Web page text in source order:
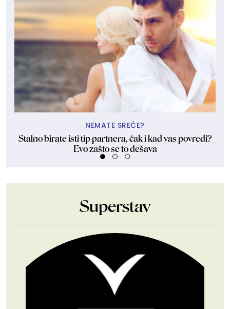
NEMATE SREĆE?
Stalno birate isti tip partnera, čak i kad vas povredi?
Evo zašto se to dešava
Superstav